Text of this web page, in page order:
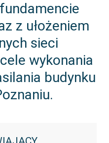
z ułożeniem
sieci
wykonania
budynku